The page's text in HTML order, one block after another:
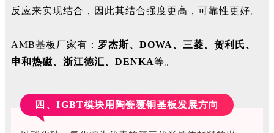
反应来实现结合，因此其结合强度更高，可靠性更好。
AMB基板厂家有： 罗杰斯、DOWA、三菱、贺利氏、
申和热磁、浙江德汇、DENKA等。
四、IGBT模块用陶瓷覆铜基板发展方向